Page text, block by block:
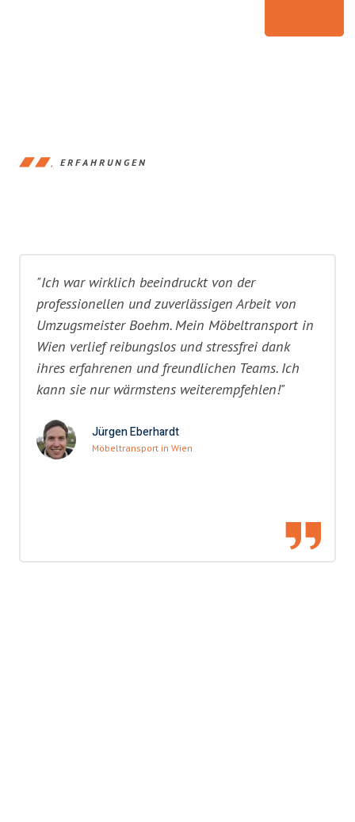
ERFAHRUNGEN
"Ich war wirklich beeindruckt von der
professionellen und zuverlässigen Arbeit von
Umzugsmeister Boehm. Mein Möbeltransport in
Wien verlief reibungslos und stressfrei dank
ihres erfahrenen und freundlichen Teams. Ich
kann sie nur wärmstens weiterempfehlen!"
Jürgen Eberhardt
Möbeltransport in Wien